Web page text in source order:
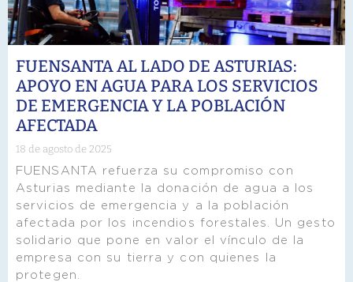
FUENSANTA AL LADO DE ASTURIAS:
APOYO EN AGUA PARA LOS SERVICIOS
DE EMERGENCIA Y LA POBLACIÓN
AFECTADA
18 de agosto de 2025
FUENSANTA refuerza su compromiso con
Asturias mediante la donación de agua a los
servicios de emergencia y a la población
afectada por los incendios forestales. Un gesto
solidario que pone en valor el vínculo de la
empresa con su tierra y con quienes la
protegen.